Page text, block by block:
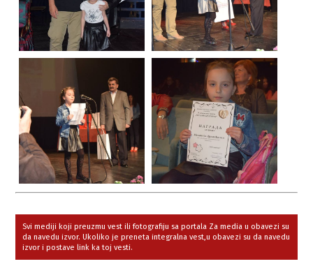
Svi mediji koji preuzmu vest ili fotografiju sa portala Za media u obavezi su
da navedu izvor. Ukoliko je preneta integralna vest,u obavezi su da navedu
izvor i postave link ka toj vesti.